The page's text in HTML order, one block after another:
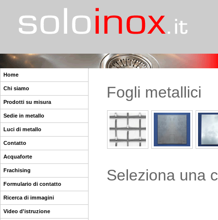
Home
Chi siamo
Prodotti su misura
Sedie in metallo
Luci di metallo
Contatto
Acquaforte
Frachising
Formulario di contatto
Ricerca di immagini
Video d'istruzione
Fogli metallici
Seleziona una